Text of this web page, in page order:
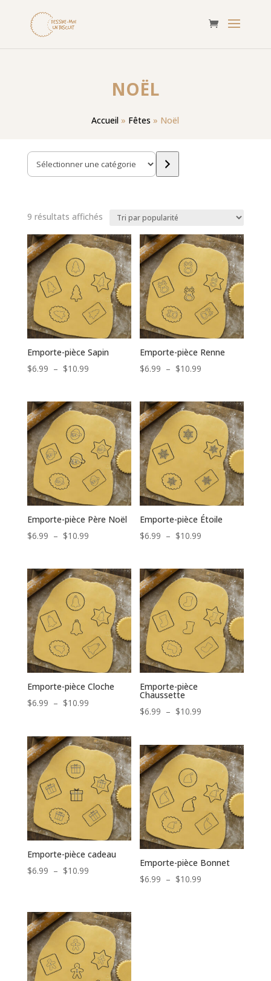
NOËL
Accueil » Fêtes » Noël
Sélectionner
une
9 résultats affichésTrié
popularité
Emporte-pièce Sapin
$6.99 – $10.99Plage
prix :
$6.99
$10.99
Emporte-pièce Renne
$6.99 – $10.99
prix :
$6.99
$10.99
Emporte-pièce Père Noël
$6.99 – $10.99Plage
prix :
$6.99
$10.99
Emporte-pièce Étoile
$6.99 – $10.99
prix :
$6.99
$10.99
Emporte-pièce Cloche
$6.99 – $10.99Plage
prix :
$6.99
$10.99
Emporte-pièce
Chaussette
$6.99 – $10.99
prix :
$6.99
$10.99
Emporte-pièce cadeau
$6.99 – $10.99Plage
$6.99
$10.99
Emporte-pièce Bonnet
$6.99 – $10.99